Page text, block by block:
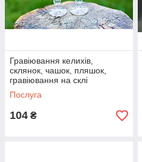
Гравіювання келихів,
склянок, чашок, пляшок,
гравіювання на склі
Послуга
104 ₴